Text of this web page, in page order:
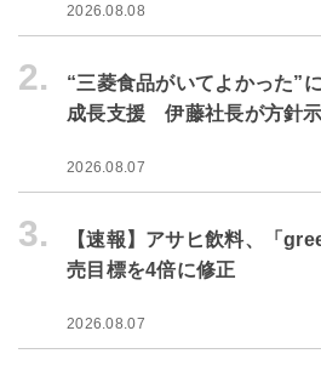
2026.08.08
2.
“三菱食品がいてよかった”
成長支援 伊藤社長が方針
2026.08.07
3.
【速報】アサヒ飲料、「
売目標を4倍に修正
2026.08.07